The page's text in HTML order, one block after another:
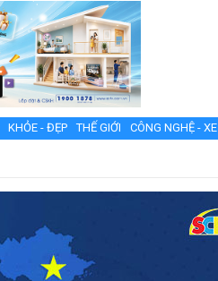
KHỎE - ĐẸP THẾ GIỚI CÔNG NGHỆ - XE